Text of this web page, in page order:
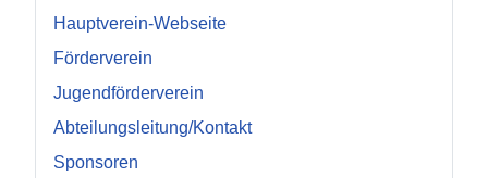
Hauptverein-Webseite
Förderverein
Jugendförderverein
Abteilungsleitung/Kontakt
Sponsoren